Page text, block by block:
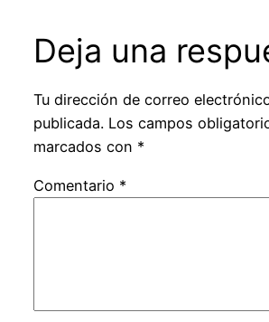
Deja una
Tu dirección de correo
publicada. Los campos
marcados con *
Comentario *